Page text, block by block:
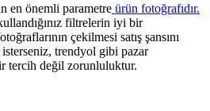
en önemli parametre ürün fotoğrafıdır.
filtrelerin iyi bir
çekilmesi satış şansını
isterseniz, trendyol gibi pazar
tercih değil zorunluluktur.